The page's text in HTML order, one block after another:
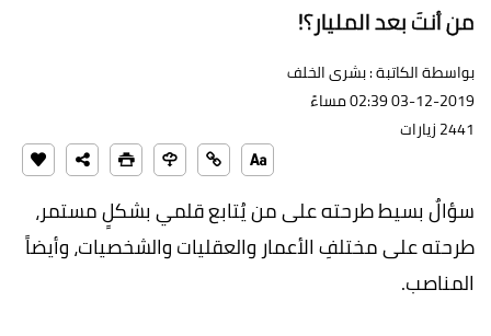
من أنتَ بعد الملیار؟!
بواسطة الكاتبة : بشرى الخلف
03-12-2019 02:39 مساءً
2441 زيارات
سؤالٌ بسیط طرحته على من یُتابع قلمي بشكلٍ مستمر،
طرحته على مختلفِ الأعمار والعقلیات والشخصیات، وأیضاً
المناصب.